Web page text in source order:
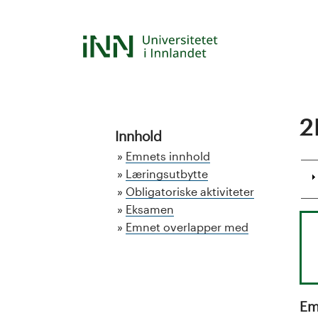
S
Innhold
Emnets innhold
Læringsutbytte
Obligatoriske aktiviteter
Eksamen
Emnet overlapper med